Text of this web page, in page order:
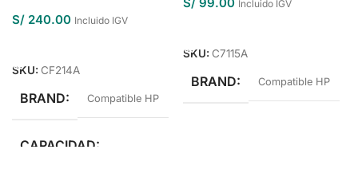
S/ 240.00 Incluido IGV
SKU: CF214A
BRAND Compatible HP
CAPACIDAD
Incluido IGV
SKU: C7115A
BRAND Compatible HP